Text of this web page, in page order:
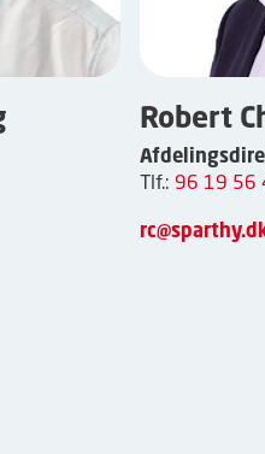
Robert
Tlf.: 96 19 56